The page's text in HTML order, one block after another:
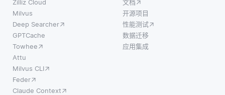
Zilliz Cloud
Milvus
Deep Searcher
GPTCache
Towhee
Attu
Milvus CLI
Feder
Claude Context
文档
开源项目
性能测试
数据迁移
应用集成